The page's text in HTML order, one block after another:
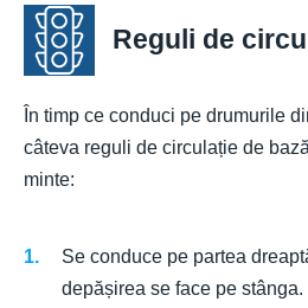
Reguli de
În timp ce conduci pe drumurile
câteva reguli de circulație de
minte:
Se conduce pe partea
depășirea se face pe stânga.